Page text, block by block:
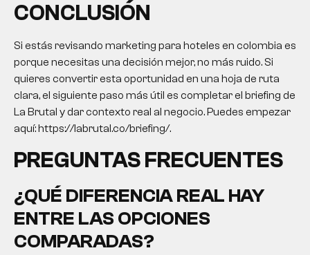
CONCLUSIÓN
Si estás revisando marketing para hoteles en colombia es
porque necesitas una decisión mejor, no más ruido. Si
quieres convertir esta oportunidad en una hoja de ruta
clara, el siguiente paso más útil es completar el briefing de
La Brutal y dar contexto real al negocio. Puedes empezar
aquí: https://labrutal.co/briefing/.
PREGUNTAS FRECUENTES
¿QUÉ DIFERENCIA REAL HAY
ENTRE LAS OPCIONES
COMPARADAS?